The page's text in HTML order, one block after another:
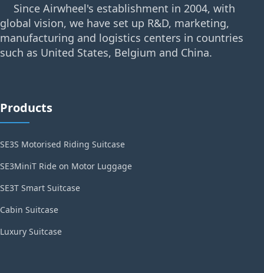
Since Airwheel's establishment in 2004, with
global vision, we have set up R&D, marketing,
manufacturing and logistics centers in countries
such as United States, Belgium and China.
Products
SE3S Motorised Riding Suitcase
SE3MiniT Ride on Motor Luggage
SE3T Smart Suitcase
Cabin Suitcase
Luxury Suitcase